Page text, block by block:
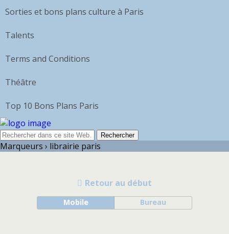
Sorties et bons plans culture à Paris
Talents
Terms and Conditions
Théâtre
Top 10 Bons Plans Paris
Marqueurs › librairie paris
Retour au début
Mobile Bureau